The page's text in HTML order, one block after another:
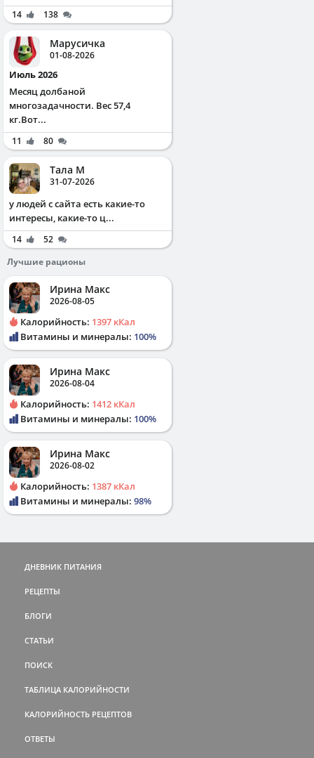
14 138
Марусичка
01-08-2026
Июль 2026
Месяц долбаной
многозадачности. Вес 57,4
кг.Вот...
11 80
Тала М
31-07-2026
у людей с сайта есть какие-то
интересы, какие-то ц...
14
52
Лучшие рационы
Ирина Макс
2026-08-05
Калорийность: 1397 кКал
Витамины и минералы: 100%
Ирина Макс
2026-08-04
Калорийность: 1412 кКал
Витамины и минералы: 100%
Ирина Макс
2026-08-02
Калорийность: 1387 кКал
Витамины и минералы: 98%
ДНЕВНИК ПИТАНИЯ
РЕЦЕПТЫ
БЛОГИ
СТАТЬИ
ПОИСК
ТАБЛИЦА КАЛОРИЙНОСТИ
КАЛОРИЙНОСТЬ РЕЦЕПТОВ
ОТВЕТЫ